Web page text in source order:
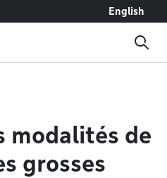
English
modalités de
grosses